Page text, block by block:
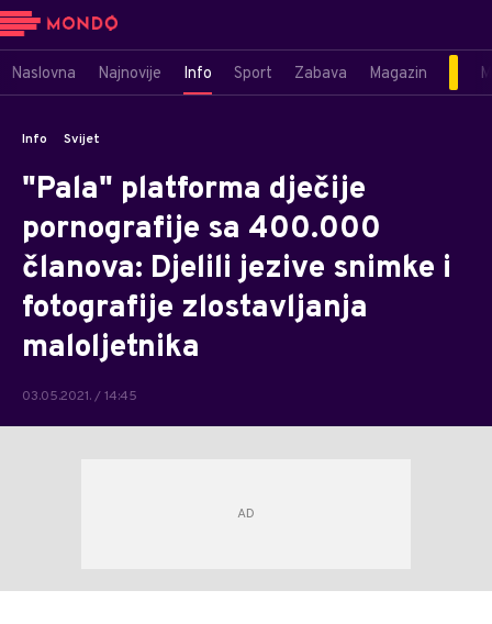
Naslovna Najnovije Info Sport Zabava Magazin
Info Svijet
"Pala" platforma dječije
pornografije sa 400.000
članova: Djelili jezive snimke i
fotografije zlostavljanja
maloljetnika
03.05.2021. / 14:45